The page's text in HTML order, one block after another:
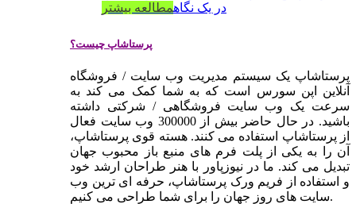
در یک نگاهمطالعه بیشتر
پرستاشاپ چیست؟
پرستاشاپ یک سیستم مدیریت وب سایت / فروشگاه
آنلاین اپن سورس است که به شما کمک می کند به
سرعت یک وب سایت فروشگاهی / شرکتی داشته
باشید. در حال حاضر بیش از 300000 وب سایت فعال
از پرستاشاپ استفاده می کنند. هسته قوی پرستاشاپ،
آن را به یکی از پلت فرم های منبع باز محبوب جهان
تبدیل می کند. ما در نیوزپاور با هنر طراحان ارشد خود
و استفاده از فریم ورک پرستاشاپ، حرفه ای ترین وب
سایت های روز جهان را برای شما طراحی می کنیم.